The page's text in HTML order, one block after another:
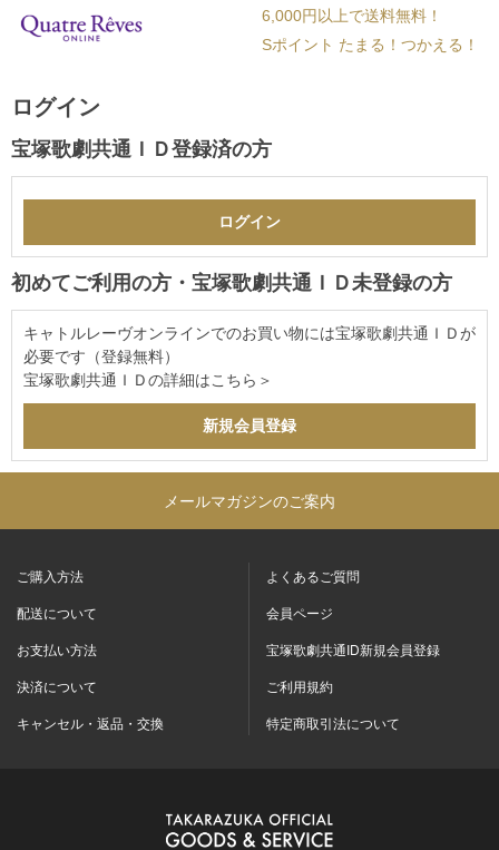
6,000円以上で送料無料！
Sポイント たまる！つかえる！
ログイン
宝塚歌劇共通ＩＤ登録済の方
初めてご利用の方・宝塚歌劇共通ＩＤ未登録の方
キャトルレーヴオンラインでのお買い物には宝塚歌劇共通ＩＤが
必要です（登録無料）
宝塚歌劇共通ＩＤの詳細はこちら＞
メールマガジンのご案内
ご購入方法
配送について
お支払い方法
決済について
キャンセル・返品・交換
よくあるご質問
会員ページ
宝塚歌劇共通ID新規会員登録
ご利用規約
特定商取引法について